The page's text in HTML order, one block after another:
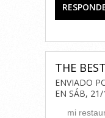
THE BEST
ENVIADO
EN SÁB,
mi